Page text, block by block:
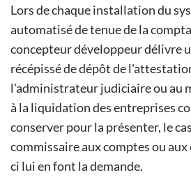
Lors de chaque installation du
automatisé de tenue de la
concepteur développeur délivre
récépissé de dépôt de
l'administrateur judiciaire ou au
à la liquidation des entreprises
conserver pour la présenter, le
commissaire aux comptes ou
ci lui en font la demande.